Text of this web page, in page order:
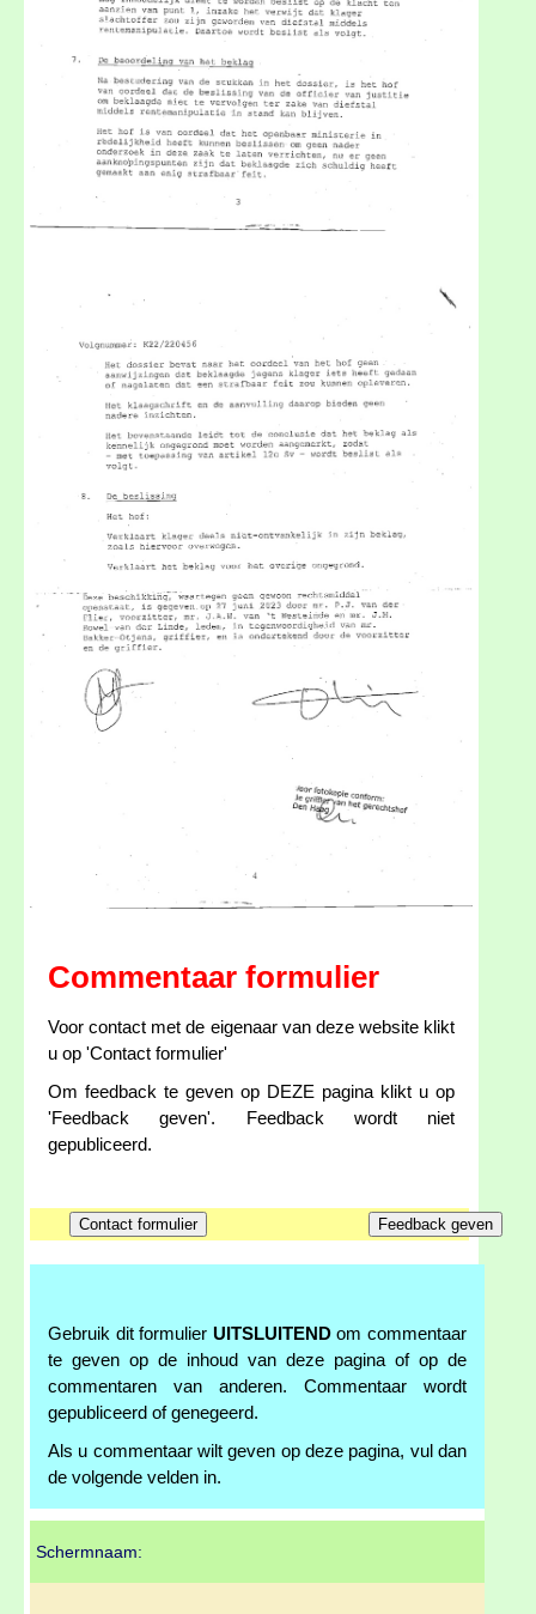
Commentaar formulier
Voor contact met de eigenaar van deze website klikt
u op 'Contact formulier'
Om feedback te geven op DEZE pagina klikt u op
'Feedback geven'. Feedback wordt niet
gepubliceerd.
Gebruik dit formulier UITSLUITENDom commentaar
te geven op de inhoud van deze pagina of op de
commentaren van anderen. Commentaar wordt
gepubliceerd of genegeerd.
Als u commentaar wilt geven op deze pagina, vul dan
de volgende velden in.
Schermnaam: